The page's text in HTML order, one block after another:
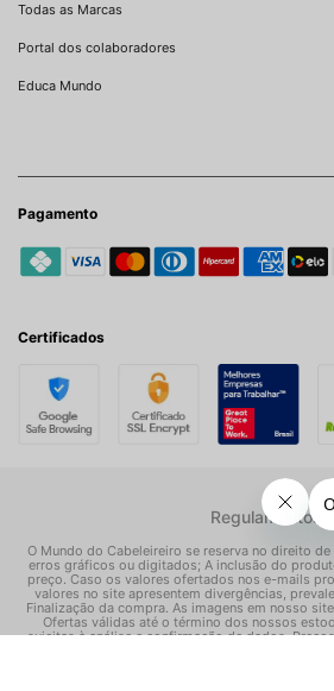
Todas as Marcas
Portal dos colaboradores
Educa Mundo
Pagamento
Certificados
Regulamentos
O Mundo do Cabeleireiro se reserva no direito
erros gráficos ou digitados; A inclusão do
preço. Caso os valores ofertados nos e-mails
valores no site apresentem divergências,
Finalização da compra. As imagens em nosso
Ofertas válidas até o término dos nossos
sujeitas à análise e confirmação de dados.